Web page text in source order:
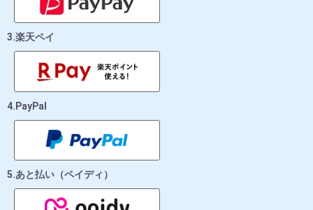
3.楽天ペイ
4.PayPal
5.あと払い（ペイディ）